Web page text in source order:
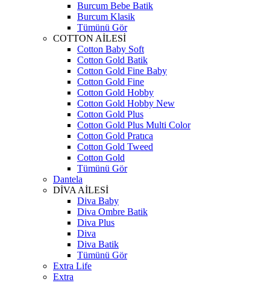
Burcum Bebe Batik
Burcum Klasik
Tümünü Gör
COTTON AİLESİ
Cotton Baby Soft
Cotton Gold Batik
Cotton Gold Fine Baby
Cotton Gold Fine
Cotton Gold Hobby
Cotton Gold Hobby New
Cotton Gold Plus
Cotton Gold Plus Multi Color
Cotton Gold Pratıca
Cotton Gold Tweed
Cotton Gold
Tümünü Gör
Dantela
DİVA AİLESİ
Diva Baby
Diva Ombre Batik
Diva Plus
Diva
Diva Batik
Tümünü Gör
Extra Life
Extra